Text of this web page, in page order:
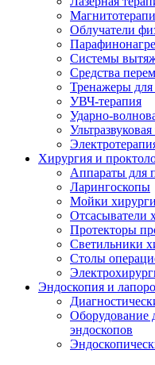
Облучатели
Системы
Средства
Тренажеры для
УВЧ-терапия
Ударно-
Хирургия и
Аппараты для
Ларингоскопы
Мойки
Отсасыватели
Протекторы
Светильники
Столы
Эндоскопия и
Оборудование
эндоскопов